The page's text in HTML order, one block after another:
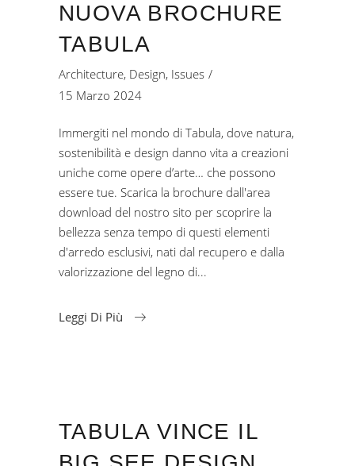
NUOVA BROCHURE
TABULA
Architecture, Design, Issues
15 Marzo 2024
Immergiti nel mondo di Tabula, dove natura,
sostenibilità e design danno vita a creazioni
uniche come opere d’arte… che possono
essere tue. Scarica la brochure dall'area
download del nostro sito per scoprire la
bellezza senza tempo di questi elementi
d'arredo esclusivi, nati dal recupero e dalla
valorizzazione del legno di
Leggi Di Più
TABULA VINCE IL